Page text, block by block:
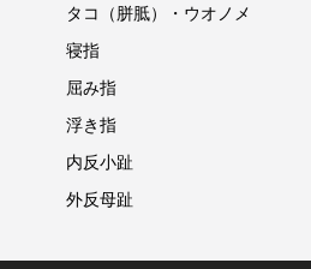
タコ（胼胝）・ウオノメ
寝指
屈み指
浮き指
内反小趾
外反母趾